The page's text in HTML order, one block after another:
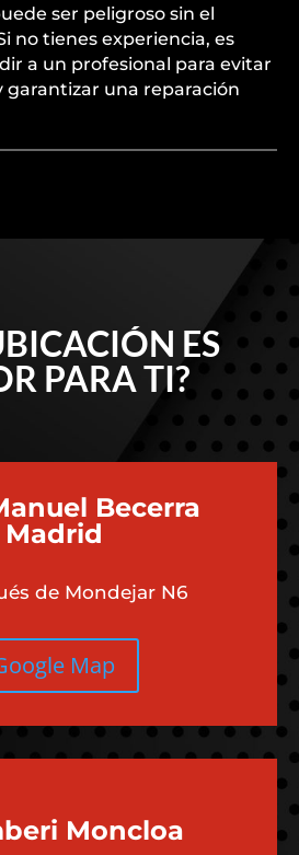
ser peligroso sin el
no tienes experiencia, es
a un profesional para evitar
garantizar una reparación
ES
PARA TI?
Becerra
Madrid
de Mondejar N6
Map
Moncloa